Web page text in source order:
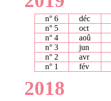
n° 6 déc
n° 5
oct
n° 4
aoû
n° 3
jun
n° 2
avr
n° 1
fév
2018